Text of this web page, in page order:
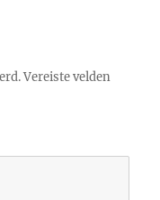
Vereiste velden